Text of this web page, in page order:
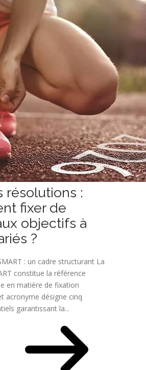
résolutions :
fixer de
objectifs à
?
: un cadre structurant La
constitue la référence
en matière de fixation
acronyme désigne cinq
garantissant la...